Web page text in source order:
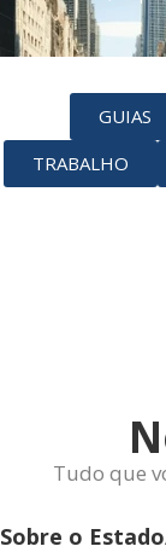
GUIAS
TRABALHO
Tudo que
Sobre o